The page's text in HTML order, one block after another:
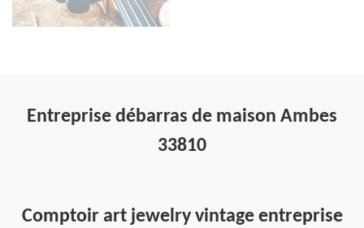
Entreprise débarras de maison Ambes
33810
Comptoir art jewelry vintage entreprise